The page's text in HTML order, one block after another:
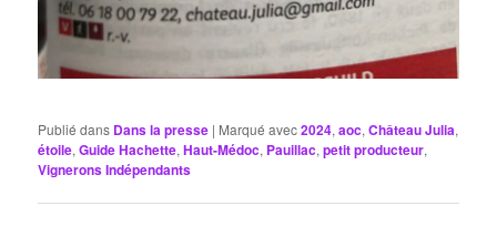
Publié dans Dans la presse | Marqué avec2024,aoc,Château Julia,
étoile,Guide Hachette,Haut-Médoc, Pauillac,petit producteur,
Vignerons Indépendants